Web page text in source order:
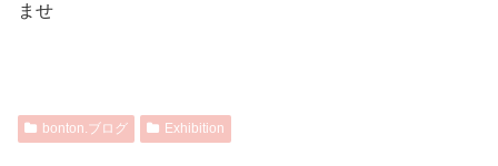
ませ
bonton.ブログ Exhibition